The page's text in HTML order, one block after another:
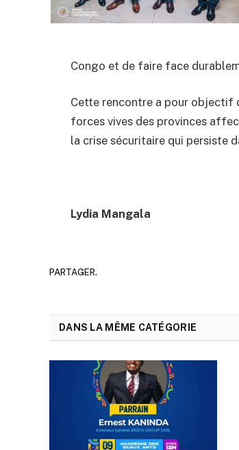
Congo et de faire face
Cette rencontre a pour objectif
forces vives des provinces
la crise sécuritaire qui persiste
Lydia Mangala
PARTAGER.
DANS LA MÊME CATÉGORIE